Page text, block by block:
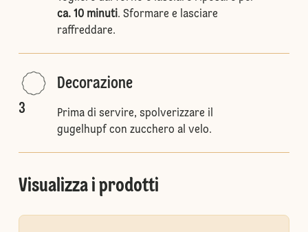
ca. 10 minuti. Sformare e lasciare
raffreddare.
3
Decorazione
Prima di servire, spolverizzare il
gugelhupf con zucchero al velo.
Visualizza i prodotti